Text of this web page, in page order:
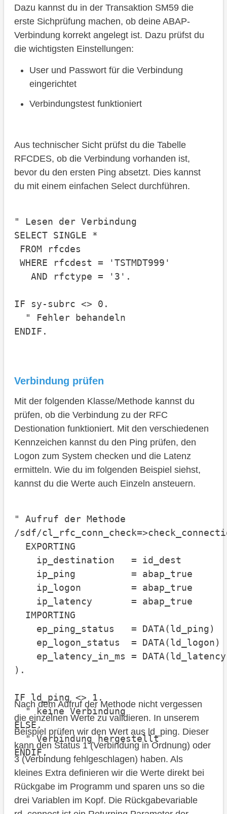
Dazu kannst du in der Transaktion SM59 die
erste Sichprüfung machen, ob deine ABAP-
Verbindung korrekt angelegt ist. Dazu prüfst du
die wichtigsten Einstellungen:
User und Passwort für die Verbindung
eingerichtet
Verbindungstest funktioniert
Aus technischer Sicht prüfst du die Tabelle
RFCDES, ob die Verbindung vorhanden ist,
bevor du den ersten Ping absetzt. Dies kannst
du mit einem einfachen Select durchführen.
" Lesen der Verbindung
SELECT SINGLE *
FROM rfcdes
WHERE rfcdest = 'TSTMDT999'
   AND rfctype = '3'.
IF sy-subrc <> 0.
  " Fehler behandeln
Verbindung prüfen
Mit der folgenden Klasse/Methode kannst du
prüfen, ob die Verbindung zu der RFC
Destionation funktioniert. Mit den verschiedenen
Kennzeichen kannst du den Ping prüfen, den
Logon zum System checken und die Latenz
ermitteln. Wie du im folgenden Beispiel siehst,
kannst du die Werte auch Einzeln ansteuern.
" Aufruf der Methode
/sdf/
  EXPORTING
    ip_destination   = id_dest
    ip_ping          = abap_true
    ip_logon         = abap_true
    ip_latency       = abap_true
  IMPORTING
    ep_ping_status   = DATA(ld_ping)
    ep_logon_status  = DATA(ld_logon)
ep_latency_in_ms =
).
IF ld_ping <> 1.
  " keine Verbindung
ELSE.
  " Verbindung hergestellt
Nach dem Aufruf der Methode nicht vergessen
die einzelnen Werte zu validieren. In unserem
Beispiel prüfen wir den Wert aus ld_ping. Dieser
kann den Status 1 (Verbindung in Ordnung) oder
3 (Verbindung fehlgeschlagen) haben. Als
kleines Extra definieren wir die Werte direkt bei
Rückgabe im Programm und sparen uns so die
drei Variablen im Kopf. Die Rückgabevariable